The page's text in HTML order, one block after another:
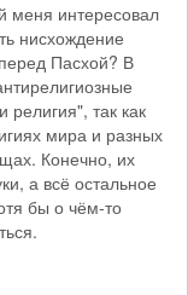
меня интересовал
нисхождение
Пасхой? В
религия", так как
мира и разных
Конечно, их
а всё остальное
бы о чём-то